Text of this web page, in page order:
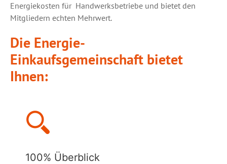
Energiekosten für Handwerksbetriebe und bietet den
Mitgliedern echten Mehrwert.
Die Energie-
Einkaufsgemeinschaft bietet
Ihnen:
100% Überblick